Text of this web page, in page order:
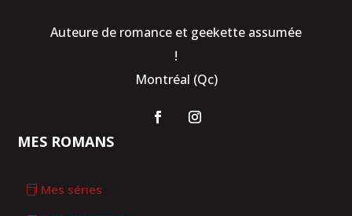
MES ROMANS
Mes séries
Auteure de romance et geekette assumée
!
Montréal (Qc)